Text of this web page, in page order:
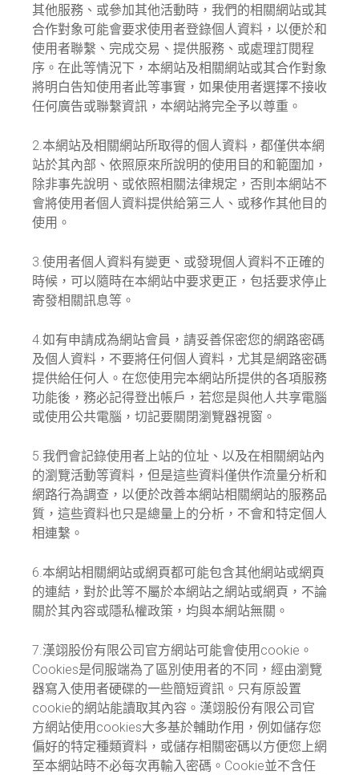
其他服務、或參加其他活動時，我們的相關網站或其
合作對象可能會要求使用者登錄個人資料，以便於和
使用者聯繫、完成交易、提供服務、或處理訂閱程
序。在此等情況下，本網站及相關網站或其合作對象
將明白告知使用者此等事實，如果使用者選擇不接收
任何廣告或聯繫資訊，本網站將完全予以尊重。
2.本網站及相關網站所取得的個人資料，都僅供本網
站於其內部、依照原來所說明的使用目的和範圍加，
除非事先說明、或依照相關法律規定，否則本網站不
會將使用者個人資料提供給第三人、或移作其他目的
使用。
3.使用者個人資料有變更、或發現個人資料不正確的
時候，可以隨時在本網站中要求更正，包括要求停止
寄發相關訊息等。
4.如有申請成為網站會員，請妥善保密您的網路密碼
及個人資料，不要將任何個人資料，尤其是網路密碼
提供給任何人。在您使用完本網站所提供的各項服務
功能後，務必記得登出帳戶，若您是與他人共享電腦
或使用公共電腦，切記要關閉瀏覽器視窗。
5.我們會記錄使用者上站的位址、以及在相關網站內
的瀏覽活動等資料，但是這些資料僅供作流量分析和
網路行為調查，以便於改善本網站相關網站的服務品
質，這些資料也只是總量上的分析，不會和特定個人
相連繫。
6.本網站相關網站或網頁都可能包含其他網站或網頁
的連結，對於此等不屬於本網站之網站或網頁，不論
關於其內容或隱私權政策，均與本網站無關。
7.漢翊股份有限公司官方網站可能會使用cookie。
Cookies是伺服端為了區別使用者的不同，經由瀏覽
器寫入使用者硬碟的一些簡短資訊。只有原設置
cookie的網站能讀取其內容。漢翊股份有限公司官
方網站使用cookies大多基於輔助作用，例如儲存您
偏好的特定種類資料，或儲存相關密碼以方便您上網
至本網站時不必每次再輸入密碼。Cookie並不含任